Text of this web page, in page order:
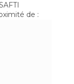
de :